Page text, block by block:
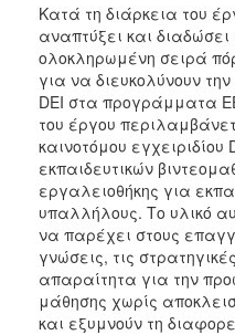
ΔΗΜΟΣ
ΠΟΛΙΤΙΣΜΟΣ
ΑΝΘΕΚΤΙΚΗ
ΠΟΛΗ
Κατά τη διάρκεια του
αναπτύξει και
ολοκληρωμένη σειρά
για να διευκολύνουν
DEI στα προγράμματα
του έργου
καινοτόμου εγχειριδίου
εκπαιδευτικών
εργαλειοθήκης για
υπαλλήλους. Το υλικό
να παρέχει στους
γνώσεις, τις
απαραίτητα για την
μάθησης χωρίς
και εξυμνούν τη